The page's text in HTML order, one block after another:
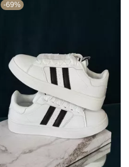
-69%